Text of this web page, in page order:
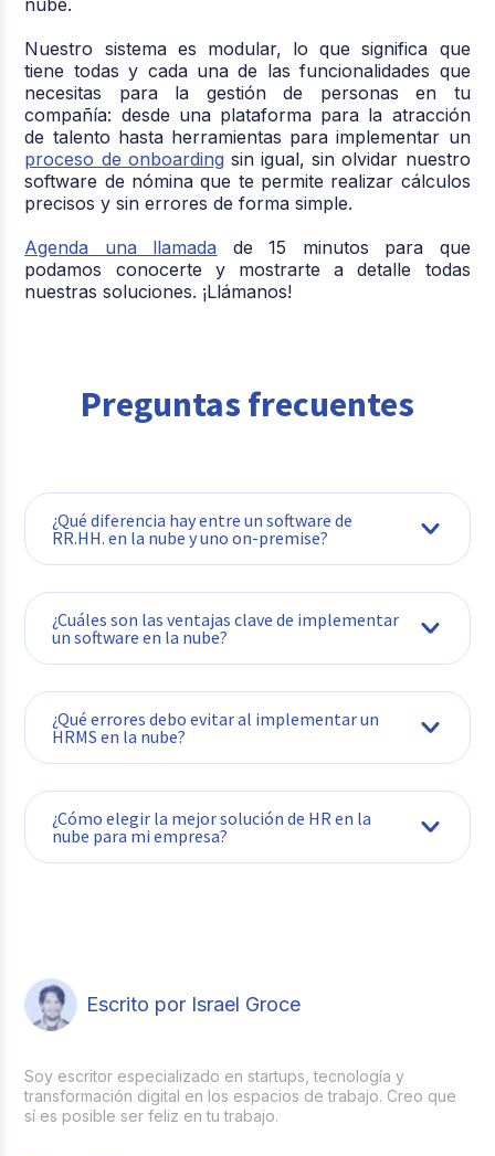
Nuestro sistema es modular, lo que significa que
tiene todas y cada una de las funcionalidades que
necesitas para la gestión de personas en tu
compañía: desde una plataforma para la atracción
de talento hasta herramientas para implementar un
proceso de onboarding sin igual, sin olvidar nuestro
software de nómina que te permite realizar cálculos
precisos y sin errores de forma simple.
Agenda una llamada de 15 minutos para que
podamos conocerte y mostrarte a detalle todas
nuestras soluciones. ¡Llámanos!
Preguntas frecuentes
¿Qué diferencia hay entre un software de
RR.HH. en la nube y uno on-premise?
¿Cuáles son las ventajas clave de implementar
un software en la nube?
¿Qué errores debo evitar al implementar un
HRMS en la nube?
¿Cómo elegir la mejor solución de HR en la
nube para mi empresa?
Escrito por Israel Groce
Soy escritor especializado en startups, tecnología y
transformación digital en los espacios de trabajo. Creo que
sí es posible ser feliz en tu trabajo.